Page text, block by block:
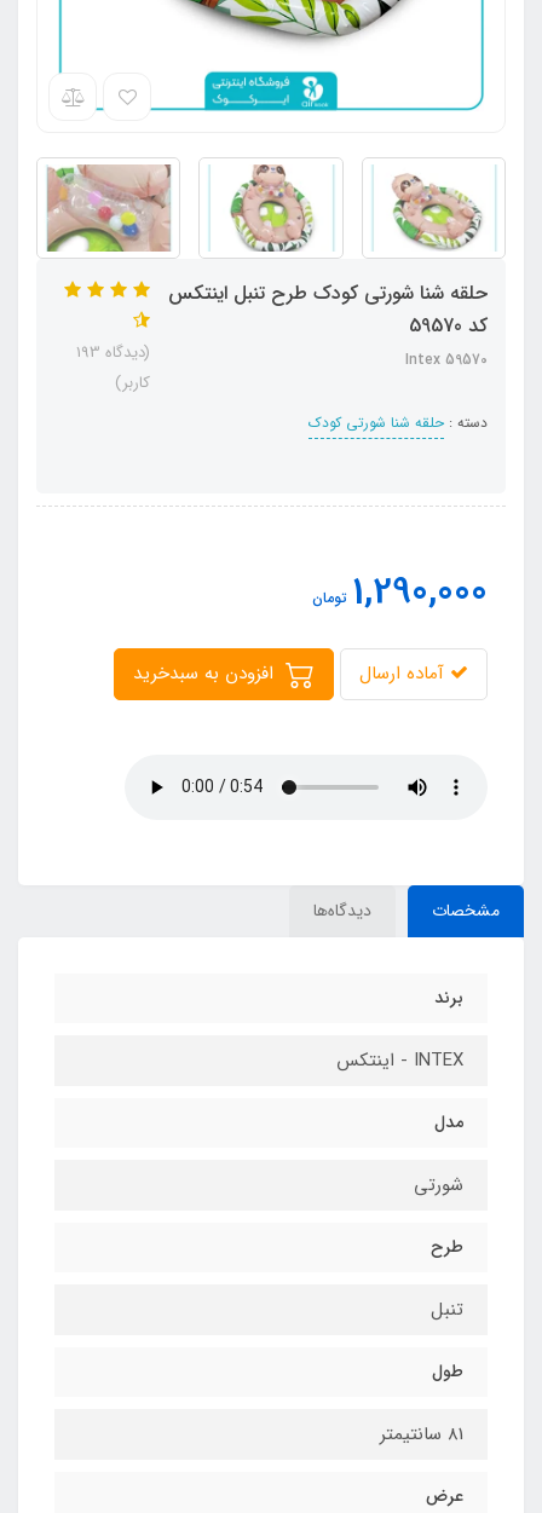
حلقه شنا شورتی کودک طرح تنبل اینتکس
کد 59570
Intex 59570
دسته : حلقه شنا شورتی کودک
(دیدگاه 193
کاربر)
1,290,000 تومان
آماده ارسال
مشخصات دیدگاه‌ها
برند
INTEX - اینتکس
مدل
شورتی
طرح
تنبل
طول
81 سانتیمتر
عرض